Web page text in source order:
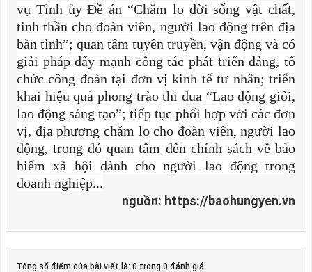
vụ Tỉnh ủy Đề án “Chăm lo đời sống vật chất,
tinh thần cho đoàn viên, người lao động trên địa
bàn tỉnh”; quan tâm tuyên truyền, vận động và có
giải pháp đẩy mạnh công tác phát triển đảng, tổ
chức công đoàn tại đơn vị kinh tế tư nhân; triển
khai hiệu quả phong trào thi đua “Lao động giỏi,
lao động sáng tạo”; tiếp tục phối hợp với các đơn
vị, địa phương chăm lo cho đoàn viên, người lao
động, trong đó quan tâm đến chính sách về bảo
hiểm xã hội dành cho người lao động trong
doanh nghiệp...
nguồn: https://baohungyen.vn
Tổng số điểm của bài viết là: 0 trong 0 đánh giá